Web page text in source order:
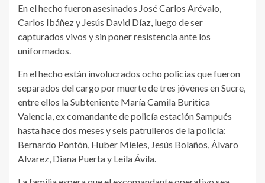
En el hecho fueron asesinados José Carlos Arévalo,
Carlos Ibáñez y Jesús David Díaz, luego de ser
capturados vivos y sin poner resistencia ante los
uniformados.
En el hecho están involucrados ocho policías que fueron
separados del cargo por muerte de tres jóvenes en Sucre,
entre ellos la Subteniente María Camila Buritica
Valencia, ex comandante de policía estación Sampués
hasta hace dos meses y seis patrulleros de la policía:
Bernardo Pontón, Huber Mieles, Jesús Bolaños, Álvaro
Alvarez, Diana Puerta y Leila Ávila.